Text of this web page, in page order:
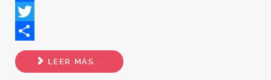
Facebook
Twitter
Share
LEER MÁS...